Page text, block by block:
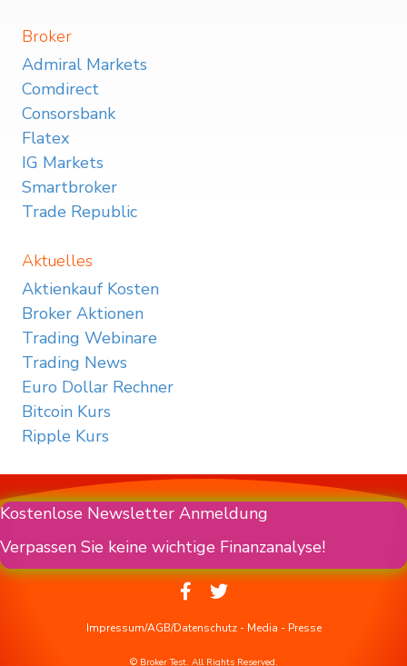
Broker
Admiral Markets
Comdirect
Consorsbank
Flatex
IG Markets
Smartbroker
Trade Republic
Aktuelles
Aktienkauf Kosten
Broker Aktionen
Trading Webinare
Trading News
Euro Dollar Rechner
Bitcoin Kurs
Ripple Kurs
Kostenlose Newsletter Anmeldung
Verpassen Sie keine wichtige Finanzanalyse!
Impressum/AGB/Datenschutz- Media - Presse
© Broker Test. All Rights Reserved.